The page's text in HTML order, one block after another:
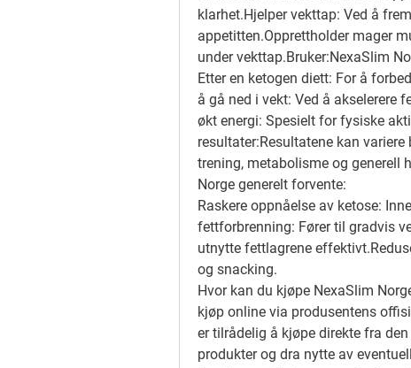
klarhet.Hjelper vekttap: Ved å
appetitten.Opprettholder mager
under vekttap.Bruker:NexaSlim
Etter en ketogen diett: For å
å gå ned i vekt: Ved å akselerere
økt energi: Spesielt for fysiske
resultater:Resultatene kan
trening, metabolisme og generell
Norge generelt forvente:
Raskere oppnåelse av ketose:
fettforbrenning: Fører til gradvis
utnytte fettlagrene
og snacking.
Hvor kan du kjøpe NexaSlim
kjøp online via produsentens
er tilrådelig å kjøpe direkte fra
produkter og dra nytte av